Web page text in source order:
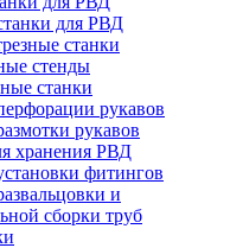
для РВД
станки
стенды
станки
рукавов
рукавов
хранения РВД
фитингов
и
сборки труб